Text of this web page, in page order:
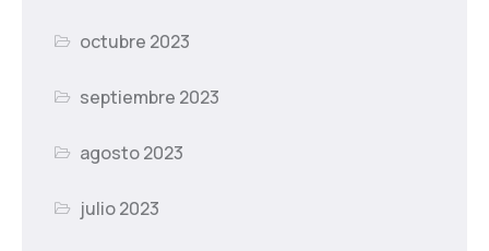
octubre 2023
septiembre 2023
agosto 2023
julio 2023